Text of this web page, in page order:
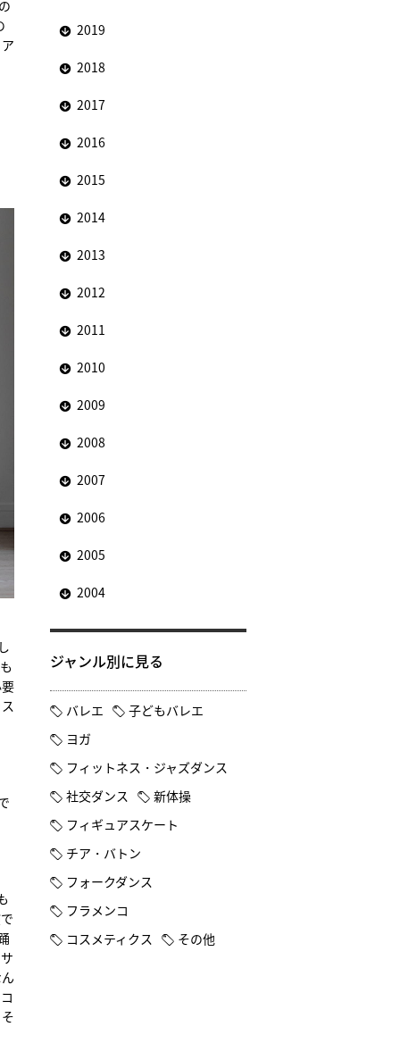
2019
2018
2017
2016
2015
2014
2013
2012
2011
2010
2009
2008
2007
2006
2005
2004
ジャンル別に見る
バレエ
子どもバレエ
ヨガ
フィットネス・ジャズダンス
社交ダンス
新体操
フィギュアスケート
チア・バトン
フォークダンス
フラメンコ
コスメティクス
その他